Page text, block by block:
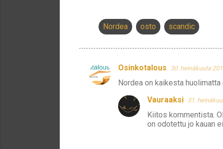
Nordea osto scandic
K
Osinkotalous 30. heinäkuuta
Nordea on kaikesta
Vauraaksi 31.
Kiitos kommentista.
on odotettu jo kauan